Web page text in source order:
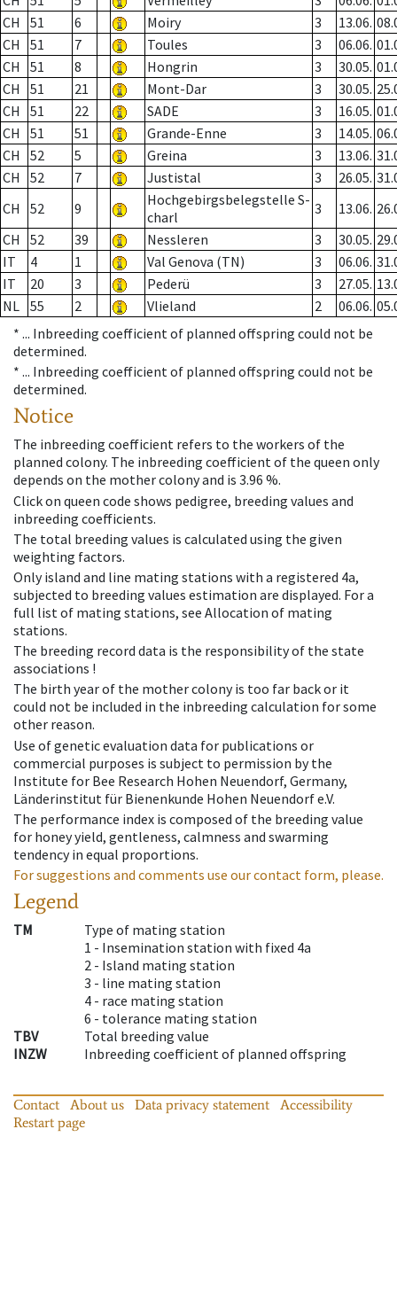
CH
51 6 Moiry 3 13.06.
CH
51 7 Toules 3 06.06.
CH
51 8 Hongrin 3 30.05.
CH
51 21 Mont-Dar 3 30.05.
CH
51 22 SADE 3 16.05.
CH
51 51 Grande-Enne 3 14.05.
CH
52 5 Greina 3 13.06.
CH
52 7 Justistal 3 26.05.
CH
52 9
Hochgebirgsbelegstelle S-
charl
3 13.06.
CH
52 39 Nessleren 3 30.05.
IT
4 1 Val Genova (TN) 3 06.06.
IT
20 3 Pederü 3 27.05.
NL 55 2 Vlieland 2 06.06.
* ... Inbreeding coefficient of planned offspring could not be
determined.
* ... Inbreeding coefficient of planned offspring could not be
determined.
Notice
The inbreeding coefficient refers to the workers of the
planned colony. The inbreeding coefficient of the queen only
depends on the mother colony and is 3.96 %.
Click on queen code shows pedigree, breeding values and
inbreeding coefficients.
The total breeding values is calculated using the given
weighting factors.
Only island and line mating stations with a registered 4a,
subjected to breeding values estimation are displayed. For a
full list of mating stations, see Allocation of mating
stations.
The breeding record data is the responsibility of the state
associations !
The birth year of the mother colony is too far back or it
could not be included in the inbreeding calculation for some
other reason.
Use of genetic evaluation data for publications or
commercial purposes is subject to permission by the
Institute for Bee Research Hohen Neuendorf, Germany,
Länderinstitut für Bienenkunde Hohen Neuendorf e.V.
The performance index is composed of the breeding value
for honey yield, gentleness, calmness and swarming
tendency in equal proportions.
For suggestions and comments use our contact form, please.
Legend
TM
Type of mating station
1 - Insemination station with fixed 4a
2 - Island mating station
3 - line mating station
4 - race mating station
6 - tolerance mating station
TBV
Total breeding value
INZW
Inbreeding coefficient of planned offspring
Contact About us Data privacy statement
Accessibility
Restart page